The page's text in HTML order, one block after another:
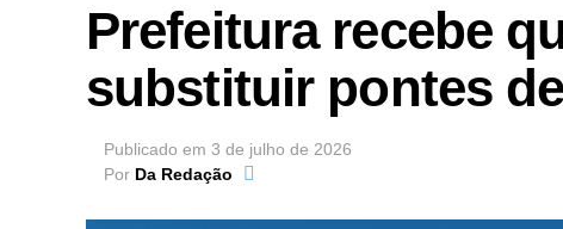
Prefeitura recebe
substituir pontes
Publicado em 3 de julho de 2026
Por Da Redação